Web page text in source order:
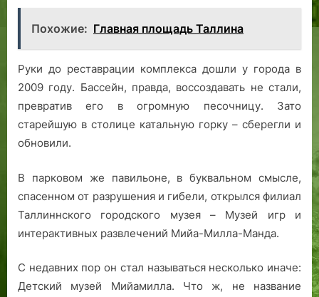
Похожие: Главная площадь Таллина
Руки до реставрации комплекса дошли у города в
2009 году. Бассейн, правда, воссоздавать не стали,
превратив его в огромную песочницу. Зато
старейшую в столице катальную горку – сберегли и
обновили.
В парковом же павильоне, в буквальном смысле,
спасенном от разрушения и гибели, открылся филиал
Таллиннского городского музея – Музей игр и
интерактивных развлечений Мийа-Милла-Манда.
С недавних пор он стал называться несколько иначе:
Детский музей Мийамилла. Что ж, не название